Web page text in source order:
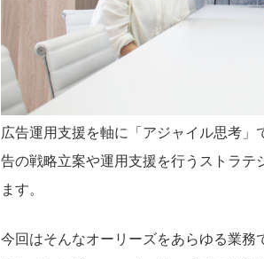
広告運用支援を軸に「アジャイル思考
告の戦略立案や運用支援を行うストラ
ます。
今回はそんなオーリーズをあらゆる業務